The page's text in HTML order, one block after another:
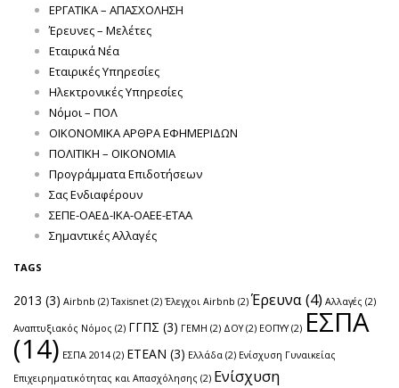
ΕΡΓΑΤΙΚΑ – ΑΠΑΣΧΟΛΗΣΗ
Έρευνες – Μελέτες
Εταιρικά Νέα
Εταιρικές Υπηρεσίες
Ηλεκτρονικές Υπηρεσίες
Νόμοι – ΠΟΛ
ΟΙΚΟΝΟΜΙΚΑ ΑΡΘΡΑ ΕΦΗΜΕΡΙΔΩΝ
ΠΟΛΙΤΙΚΗ – ΟΙΚΟΝΟΜΙΑ
Προγράμματα Επιδοτήσεων
Σας Ενδιαφέρουν
ΣΕΠΕ-ΟΑΕΔ-ΙΚΑ-ΟΑΕΕ-ΕΤΑΑ
Σημαντικές Αλλαγές
TAGS
2013 (3) Airbnb (2) Taxisnet (2) Έλεγχοι Airbnb (2) Έρευνα(4) Αλλαγές (2)
Αναπτυξιακός Νόμος (2) ΓΓΠΣ (3) ΓΕΜΗ (2) ΔΟΥ(2) ΕΟΠΥΥ(2) ΕΣΠΑ
(14) ΕΣΠΑ 2014 (2) ΕΤΕΑΝ (3) Ελλάδα (2) Ενίσχυση Γυναικείας
Επιχειρηματικότητας και Απασχόλησης (2) Ενίσχυση